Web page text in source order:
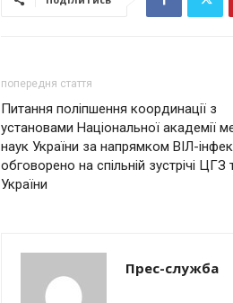
попередня стаття
Питання поліпшення координації з
установами Національної академії
наук України за напрямком ВІЛ-
обговорено на спільній зустрічі
України
Прес-служба